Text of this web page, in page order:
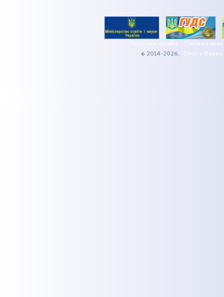
Поштова служба
Система
© 2014-2026,
Dmitry Boyko